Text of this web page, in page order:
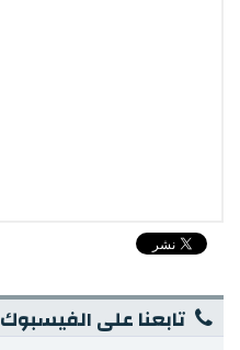
تابعنا على الفيسبوك